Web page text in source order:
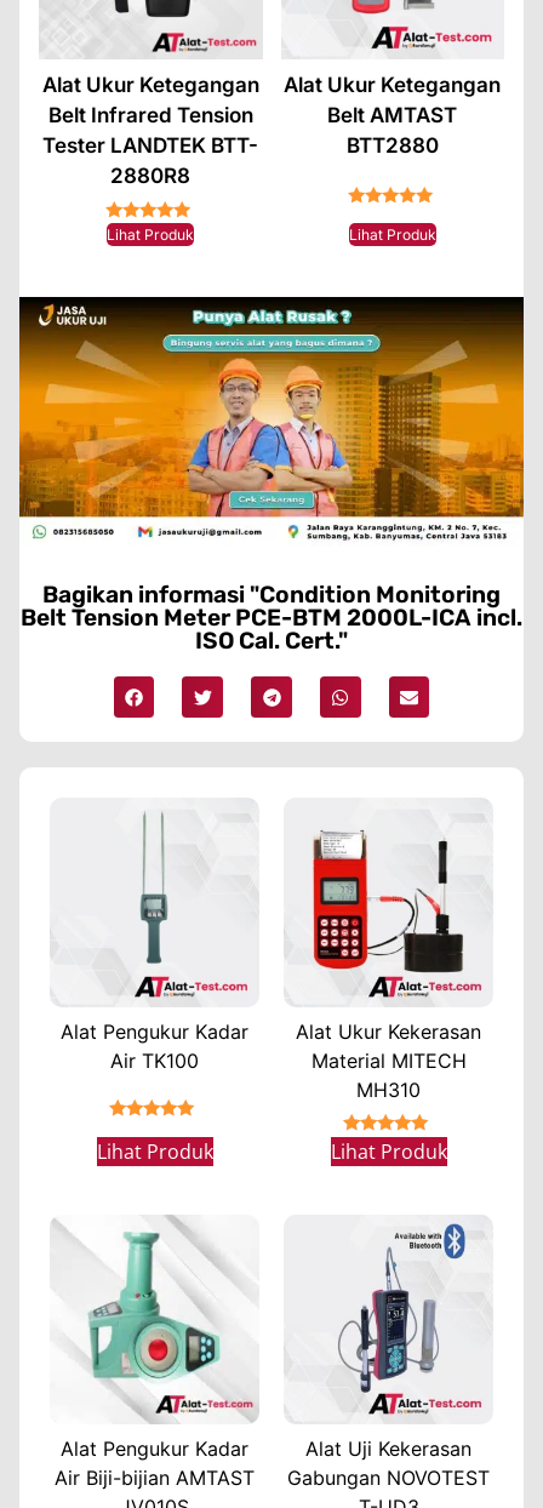
Alat Ukur Ketegangan
Belt Infrared Tension
Tester LANDTEK BTT-
2880R8
★★★★★
Lihat Produk
Alat Ukur Ketegangan
Belt AMTAST
BTT2880
Lihat Produk
Bagikan informasi "Condition Monitoring
Belt Tension Meter PCE-BTM 2000L-ICA incl.
ISO Cal. Cert."
Alat Pengukur Kadar
Air TK100
Lihat Produk
Alat Ukur Kekerasan
Material MITECH
MH310
★★★★★
Lihat Produk
Alat Pengukur Kadar
Air Biji-bijian AMTAST
Alat Uji Kekerasan
Gabungan NOVOTEST